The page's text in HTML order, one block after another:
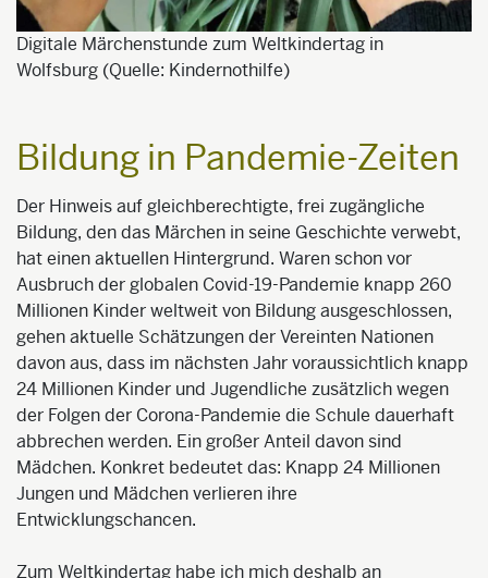
Digitale Märchenstunde zum Weltkindertag in
Wolfsburg (Quelle: Kindernothilfe)
Bildung in Pandemie-Zeiten
Der Hinweis auf gleichberechtigte, frei zugängliche
Bildung, den das Märchen in seine Geschichte verwebt,
hat einen aktuellen Hintergrund. Waren schon vor
Ausbruch der globalen Covid-19-Pandemie knapp 260
Millionen Kinder weltweit von Bildung ausgeschlossen,
gehen aktuelle Schätzungen der Vereinten Nationen
davon aus, dass im nächsten Jahr voraussichtlich knapp
24 Millionen Kinder und Jugendliche zusätzlich wegen
der Folgen der Corona-Pandemie die Schule dauerhaft
abbrechen werden. Ein großer Anteil davon sind
Mädchen. Konkret bedeutet das: Knapp 24 Millionen
Jungen und Mädchen verlieren ihre
Entwicklungschancen.
Zum Weltkindertag habe ich mich deshalb an